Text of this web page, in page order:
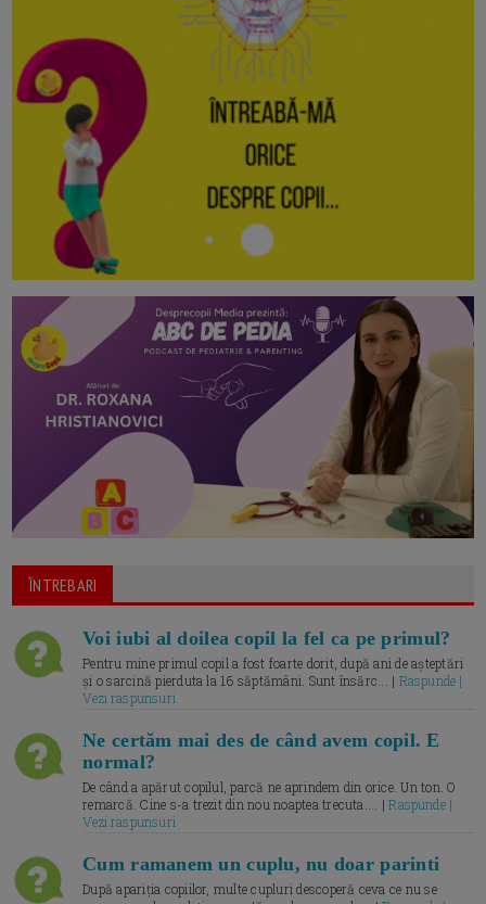
ÎNTREBARI
Voi iubi al doilea copil la fel ca pe primul?
Pentru mine primul copil a fost foarte dorit, după ani de așteptări
și o sarcină pierduta la 16 săptămâni. Sunt însărc... | Raspunde |
Vezi raspunsuri
Ne certăm mai des de când avem copil. E
normal?
De când a apărut copilul, parcă ne aprindem din orice. Un ton. O
remarcă. Cine s-a trezit din nou noaptea trecuta.... |Raspunde |
Vezi raspunsuri
Cum ramanem un cuplu, nu doar parinti
După apariția copiilor, multe cupluri descoperă ceva ce nu se